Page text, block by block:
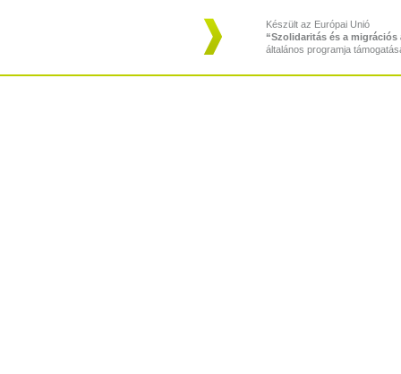
Készült az Európai Unió
“Szolidaritás és a migrációs
általános programja